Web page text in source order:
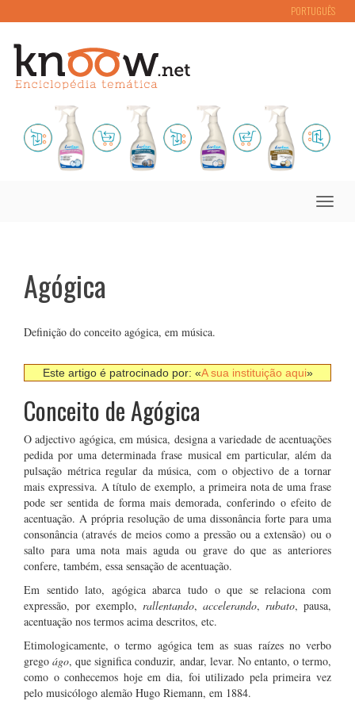
PORTUGUÊS
Toggle
Agógica
Definição do conceito agógica, em música.
Este artigo é patrocinado por: «A sua instituição aqui»
Conceito de Agógica
O adjectivo agógica, em música, designa a variedade de acentuações
pedida por uma determinada frase musical em particular, além da
pulsação métrica regular da música, com o objectivo de a tornar
mais expressiva. A título de exemplo, a primeira nota de uma frase
pode ser sentida de forma mais demorada, conferindo o efeito de
acentuação. A própria resolução de uma dissonância forte para uma
consonância (através de meios como a pressão ou a extensão) ou o
salto para uma nota mais aguda ou grave do que as anteriores
confere, também, essa sensação de acentuação.
Em sentido lato, agógica abarca tudo o que se relaciona com
expressão, por exemplo, rallentando, accelerando, rubato, pausa,
acentuação nos termos acima descritos, etc.
Etimologicamente, o termo agógica tem as suas raízes no verbo
gregoágo, que significa conduzir, andar, levar. No entanto, o termo,
como o conhecemos hoje em dia, foi utilizado pela primeira vez
pelo musicólogo alemão Hugo Riemann, em 1884.